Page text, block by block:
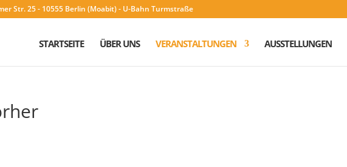
Str. 25 - 10555 Berlin (Moabit) - U-Bahn Turmstraße
STARTSEITE ÜBER UNS VERANSTALTUNGEN AUSSTELLUNGEN